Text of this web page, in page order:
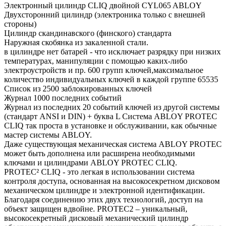
Электронный цилиндр CLIQ двойной CYL065 ABLOY
Двухсторонний цилиндр (электроника только с внешней
стороны)
Цилиндр скандинавского (финского) стандарта
Наружная скобянка из закаленной стали.
в цилиндре нет батарей - что исключает разрядку при низких
температурах, манипуляции с помощью каких-либо
электроустройств и пр. 600 групп ключей,максимальное
количество индивидуальных ключей в каждой группе 65535
Список из 2500 заблокированных ключей
Журнал 1000 последних событий
Журнал из последних 20 событий ключей из другой системы
(стандарт ANSI и DIN) + буква L Система ABLOY PROTEC
CLIQ так проста в установке и обслуживании, как обычные
мастер системы ABLOY.
Даже существующая механическая система ABLOY PROTEC
может быть дополнена или расширена необходимыми
ключами и цилиндрами ABLOY PROTEC CLIQ.
PROTEC² CLIQ - это легкая в использовании система
контроля доступа, основанная на высокосекретном дисковом
механическом цилиндре и электронной идентификации.
Благодаря соединению этих двух технологий, доступ на
объект защищен вдвойне. PROTEC2 – уникальный,
высокосекретный дисковый механический цилиндр